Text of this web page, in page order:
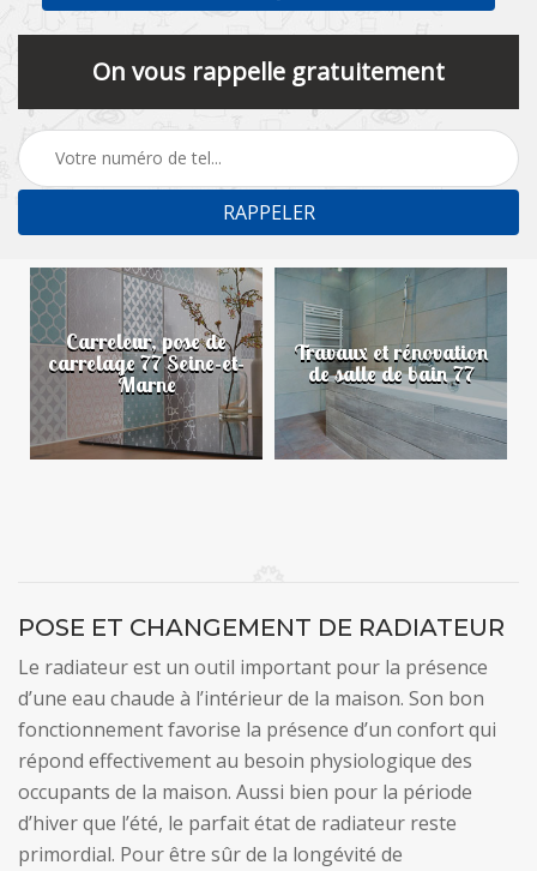
On vous rappelle gratuitement
Carreleur, pose de
carrelage 77 Seine-et-
Marne
Travaux et rénovation
de salle de bain 77
POSE ET CHANGEMENT DE RADIATEUR
Le radiateur est un outil important pour la présence
d’une eau chaude à l’intérieur de la maison. Son bon
fonctionnement favorise la présence d’un confort qui
répond effectivement au besoin physiologique des
occupants de la maison. Aussi bien pour la période
d’hiver que l’été, le parfait état de radiateur reste
primordial. Pour être sûr de la longévité de